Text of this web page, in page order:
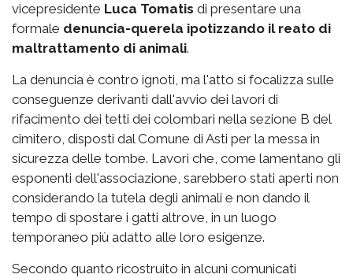
vicepresidente Luca Tomatis di presentare una
formale denuncia-querela ipotizzando il reato di
maltrattamento di animali.
La denuncia è contro ignoti, ma l'atto si focalizza sulle
conseguenze derivanti dall'avvio dei lavori di
rifacimento dei tetti dei colombari nella sezione B del
cimitero, disposti dal Comune di Asti per la messa in
sicurezza delle tombe. Lavori che, come lamentano gli
esponenti dell'associazione, sarebbero stati aperti non
considerando la tutela degli animali e non dando il
tempo di spostare i gatti altrove, in un luogo
temporaneo più adatto alle loro esigenze.
Secondo quanto ricostruito in alcuni comunicati